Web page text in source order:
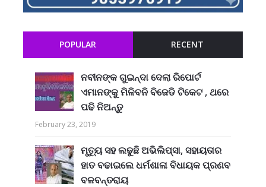
POPULAR RECENT
ନବୀନଙ୍କ ଗୁଇନ୍ଦା ଦେଲା ରିପୋର୍ଟ
ଏମାନଙ୍କୁ ମିଳିବନି ବିଜେଡି ଟିକେଟ , ଥରେ
ପଢି ନିଅନ୍ତୁ
February 23, 2019
ମୃତ୍ୟୁ ସହ ଲଢୁଛି ଅଭିଲିପ୍ସା, ସହାୟତାର
ହାତ ବଢାଇଲେ ଧର୍ମଶାଳା ବିଧାୟକ ପ୍ରଣବ
ବଳବନ୍ତରାୟ